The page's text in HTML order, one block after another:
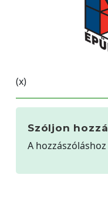
(x)
Szóljon hozzá
A hozzászóláshoz